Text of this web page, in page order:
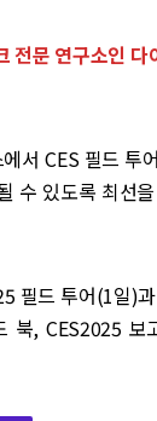
전문 연구소인 다
서 CES 필드 투
수 있도록 최선
필드 투어(1일)
북, CES2025 보